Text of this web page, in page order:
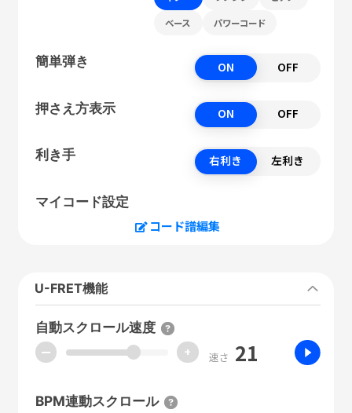
ベース パワーコード
簡単弾き ON OFF
押さえ方表示 ON OFF
利き手 右利き 左利き
マイコード設定
コード譜編集
U-FRET機能
自動スクロール速度
ー + 速さ 21
BPM連動スクロール